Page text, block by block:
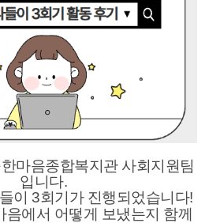
마음종합복지관 사회지원팀
입니다.
이 3회기가 진행되었습니다!
음에서 어떻게 보냈는지 함께